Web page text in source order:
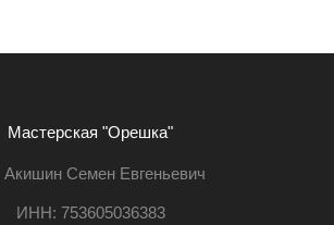
Мастерская "Орешка"
Семен Евгеньевич
ИНН: 753605036383